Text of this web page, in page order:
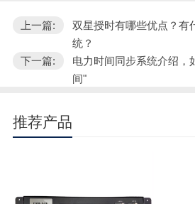
上一篇:
双星授时有哪些优点？有
统？
下一篇:
电力时间同步系统介绍，
间"
推荐产品